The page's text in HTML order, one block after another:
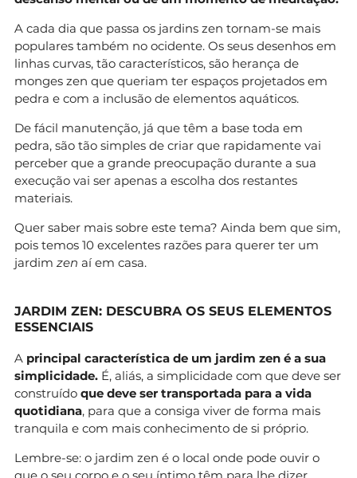
A cada dia que passa os jardins zen tornam-se mais
populares também no ocidente. Os seus desenhos em
linhas curvas, tão característicos, são herança de
monges zen que queriam ter espaços projetados em
pedra e com a inclusão de elementos aquáticos.
De fácil manutenção, já que têm a base toda em
pedra, são tão simples de criar que rapidamente vai
perceber que a grande preocupação durante a sua
execução vai ser apenas a escolha dos restantes
materiais.
Quer saber mais sobre este tema? Ainda bem que sim,
pois temos 10 excelentes razões para querer ter um
jardim zen aí em casa.
JARDIM ZEN: DESCUBRA OS SEUS ELEMENTOS
ESSENCIAIS
A principal característica de um jardim zen é a sua
simplicidade. É, aliás, a simplicidade com que deve ser
construído que deve ser transportada para a vida
quotidiana, para que a consiga viver de forma mais
tranquila e com mais conhecimento de si próprio.
Lembre-se: o jardim zen é o local onde pode ouvir o
que o seu corpo e o seu íntimo têm para lhe dizer.